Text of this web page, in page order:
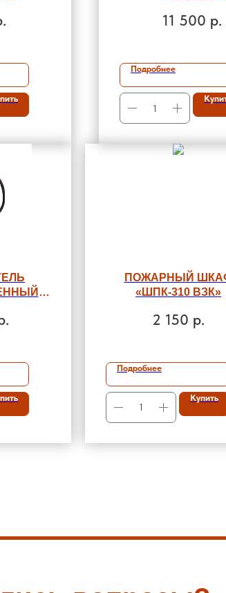
11 500 р.
Подробнее
ПОЖАРНЫЙ
«ШПК-310 ВЗК»
2 150 р.
Подробнее
Купить